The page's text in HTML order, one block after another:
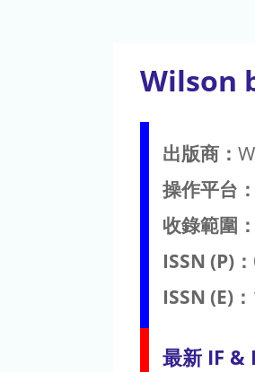
Wilson
出版商：
操作平台：
收錄範圍：
ISSN (P)：
ISSN (E)：
最新 IF &